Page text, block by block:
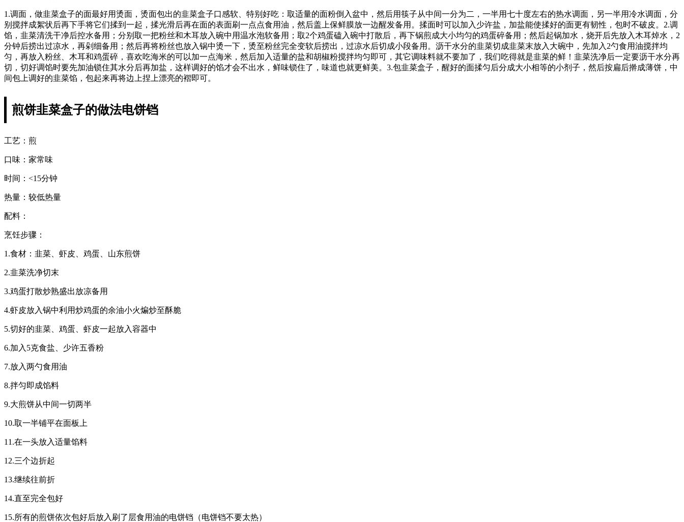
1.调面，做韭菜盒子的面最好用烫面，烫面包出的韭菜盒子口感软、特别好吃：取适量的面粉倒入盆中，然后用筷子从中间一分为二，一半用七十度左右的热水调面，另一半用冷水调面，分
别搅拌成絮状后再下手将它们揉到一起，揉光滑后再在面的表面刷一点点食用油，然后盖上保鲜膜放一边醒发备用。揉面时可以加入少许盐，加盐能使揉好的面更有韧性，包时不破皮。2.调
馅，韭菜清洗干净后控水备用；分别取一把粉丝和木耳放入碗中用温水泡软备用；取2个鸡蛋磕入碗中打散后，再下锅煎成大小均匀的鸡蛋碎备用；然后起锅加水，烧开后先放入木耳焯水，2
分钟后捞出过凉水，再剁细备用；然后再将粉丝也放入锅中烫一下，烫至粉丝完全变软后捞出，过凉水后切成小段备用。沥干水分的韭菜切成韭菜末放入大碗中，先加入2勺食用油搅拌均
匀，再放入粉丝、木耳和鸡蛋碎，喜欢吃海米的可以加一点海米，然后加入适量的盐和胡椒粉搅拌均匀即可，其它调味料就不要加了，我们吃得就是韭菜的鲜！韭菜洗净后一定要沥干水分再
切，切好调馅时要先加油锁住其水分后再加盐，这样调好的馅才会不出水，鲜味锁住了，味道也就更鲜美。3.包韭菜盒子，醒好的面揉匀后分成大小相等的小剂子，然后按扁后擀成薄饼，中
间包上调好的韭菜馅，包起来再将边上捏上漂亮的褶即可。
煎饼韭菜盒子的做法电饼铛
工艺：煎
口味：家常味
时间：<15分钟
热量：较低热量
配料：
烹饪步骤：
1.食材：韭菜、虾皮、鸡蛋、山东煎饼
2.韭菜洗净切末
3.鸡蛋打散炒熟盛出放凉备用
4.虾皮放入锅中利用炒鸡蛋的余油小火煸炒至酥脆
5.切好的韭菜、鸡蛋、虾皮一起放入容器中
6.加入5克食盐、少许五香粉
7.放入两勺食用油
8.拌匀即成馅料
9.大煎饼从中间一切两半
10.取一半铺平在面板上
11.在一头放入适量馅料
12.三个边折起
13.继续往前折
14.直至完全包好
15.所有的煎饼依次包好后放入刷了层食用油的电饼铛（电饼铛不要太热）